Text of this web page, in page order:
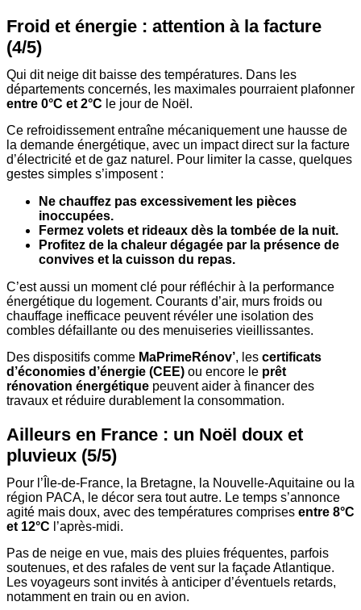
Froid et énergie : attention à la facture
(4/5)
Qui dit neige dit baisse des températures. Dans les
départements concernés, les maximales pourraient plafonner
entre 0°C et 2°C le jour de Noël.
Ce refroidissement entraîne mécaniquement une hausse de
la demande énergétique, avec un impact direct sur la facture
d’électricité et de gaz naturel. Pour limiter la casse, quelques
gestes simples s’imposent :
Ne chauffez pas excessivement les pièces
inoccupées.
Fermez volets et rideaux dès la tombée de la nuit.
Profitez de la chaleur dégagée par la présence de
convives et la cuisson du repas.
C’est aussi un moment clé pour réfléchir à la performance
énergétique du logement. Courants d’air, murs froids ou
chauffage inefficace peuvent révéler une isolation des
combles défaillante ou des menuiseries vieillissantes.
Des dispositifs comme MaPrimeRénov’, les certificats
d’économies d’énergie (CEE) ou encore le prêt
rénovation énergétique peuvent aider à financer des
travaux et réduire durablement la consommation.
Ailleurs en France : un Noël doux et
pluvieux (5/5)
Pour l’Île-de-France, la Bretagne, la Nouvelle-Aquitaine ou la
région PACA, le décor sera tout autre. Le temps s’annonce
agité mais doux, avec des températures comprises entre 8°C
et 12°C l’après-midi.
Pas de neige en vue, mais des pluies fréquentes, parfois
soutenues, et des rafales de vent sur la façade Atlantique.
Les voyageurs sont invités à anticiper d’éventuels retards,
notamment en train ou en avion.